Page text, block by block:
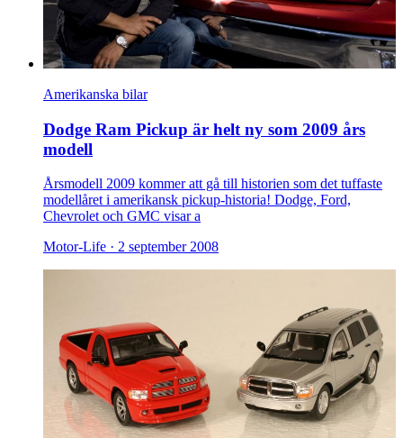
Amerikanska bilar
Dodge Ram Pickup är helt ny som 2009 års
modell
Årsmodell 2009 kommer att gå till historien som det tuffaste
modellåret i amerikansk pickup-historia! Dodge, Ford,
Chevrolet och GMC visar a
Motor-Life · 2 september 2008